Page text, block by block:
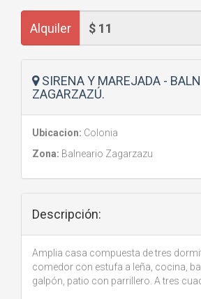
Alquiler
SIRENA Y MAREJADA -
ZAGARZAZÚ.
Ubicacion: Colonia
Zona: Balneario Zagarzazu
Descripción:
Amplia casa compuesta de tres
comedor con estufa a leña, cocina,
galpón, patio con parrillero. A tres